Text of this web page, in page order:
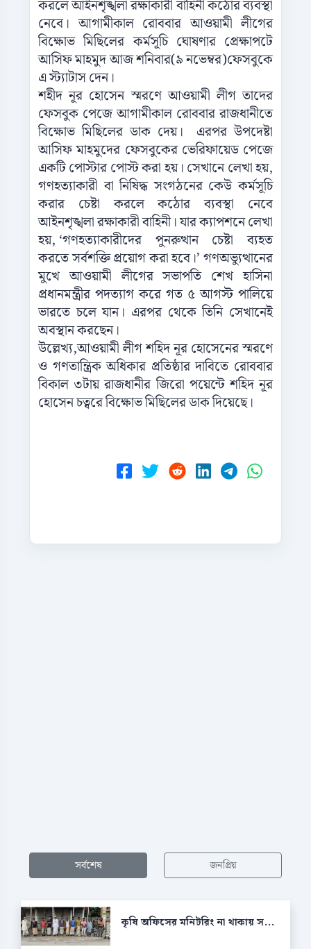
করলেআইনশৃঙ্খলারক্ষাকারীবাহিনীকঠোরব্যবস্থা
নেবে। আগামীকাল রোববার আওয়ামী লীগের
বিক্ষোভ মিছিলের কর্মসূচি ঘোষণার প্রেক্ষাপটে
আসিফমাহমুদআজশনিবার(৯নভেম্বর)ফেসবুকে
এস্ট্যাটাসদেন।
শহীদ নূর হোসেন স্মরণে আওয়ামী লীগ তাদের
ফেসবুক পেজেআগামীকাল রোববাররাজধানীতে
বিক্ষোভ মিছিলের ডাক দেয়। এরপর উপদেষ্টা
আসিফ মাহমুদের ফেসবুকের ভেরিফায়েড পেজে
একটিপোস্টারপোস্টকরাহয়।সেখানেলেখাহয়,
গণহত্যাকারী বা নিষিদ্ধ সংগঠনের কেউ কর্মসূচি
করার
চেষ্টা করলে কঠোর ব্যবস্থা
নেবে
আইনশৃঙ্খলারক্ষাকারীবাহিনী।যারক্যাপশনেলেখা
হয়, ‘গণহত্যাকারীদের পুনরুত্থান চেষ্টা
ব্যহত
করতেসর্বশক্তিপ্রয়োগকরাহবে।’গণঅভ্যুত্থানের
মুখে আওয়ামী লীগের সভাপতি শেখ হাসিনা
প্রধানমন্ত্রীর পদত্যাগ করে গত ৫ আগস্ট পালিয়ে
ভারতে চলে যান। এরপর থেকে তিনি সেখানেই
অবস্থানকরছেন।
উল্লেখ্য,আওয়ামীলীগশহিদনূরহোসেনেরস্মরণে
ও গণতান্ত্রিক অধিকার প্রতিষ্ঠার দাবিতে রোববার
বিকাল ৩টায় রাজধানীর জিরো পয়েন্টে শহিদ নূর
হোসেনচত্বরেবিক্ষোভমিছিলেরডাকদিয়েছে।
সর্বশেষ জনপ্রিয়
কৃষি অফিসের মনিটরিং না থাকায় স...